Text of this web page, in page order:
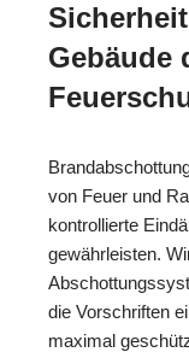
Gebäude
von Feuer und
kontrollierte
gewährleisten.
die Vorschriften
maximal